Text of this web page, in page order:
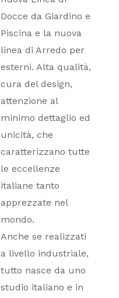
Docce da Giardino e
Piscina e la nuova
linea di Arredo per
esterni. Alta qualità,
cura del design,
attenzione al
minimo dettaglio ed
unicità, che
caratterizzano tutte
le eccellenze
italiane tanto
apprezzate nel
mondo.
Anche se realizzati
a livello industriale,
tutto nasce da uno
studio italiano e in